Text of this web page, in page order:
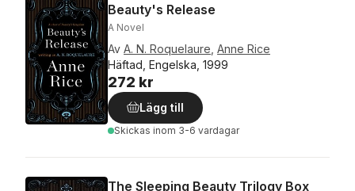
Beauty's Release
A Novel
Av A. N. Roquelaure Anne Rice
Häftad, Engelska, 1999
272 kr
Lägg till
Skickas inom 3-6 vardagar
The Sleeping Beauty Trilogy Box